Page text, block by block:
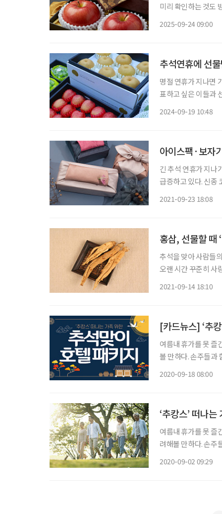
미리 확인하는 것도
2025-09-24 09:00
추석연휴에 선
명절 연휴가 지나면
표하고 싶은 이들과
2024-09-19 10:48
아이스팩·보자
긴 추석 연휴가 지나
급증하고 있다. 신종
2021-09-23 18:08
홍삼, 선물할 때
추석을 맞아 사람들
오랜 시간 꾸준히 사
2021-09-14 18:10
[카드뉴스] ‘추
여름내 휴가를 못 즐
볼 만하다. 손주들과
2020-09-18 08:00
‘추캉스’ 떠나
여름내 휴가를 못 즐
려해볼 만하다. 손주
2020-09-02 09:29